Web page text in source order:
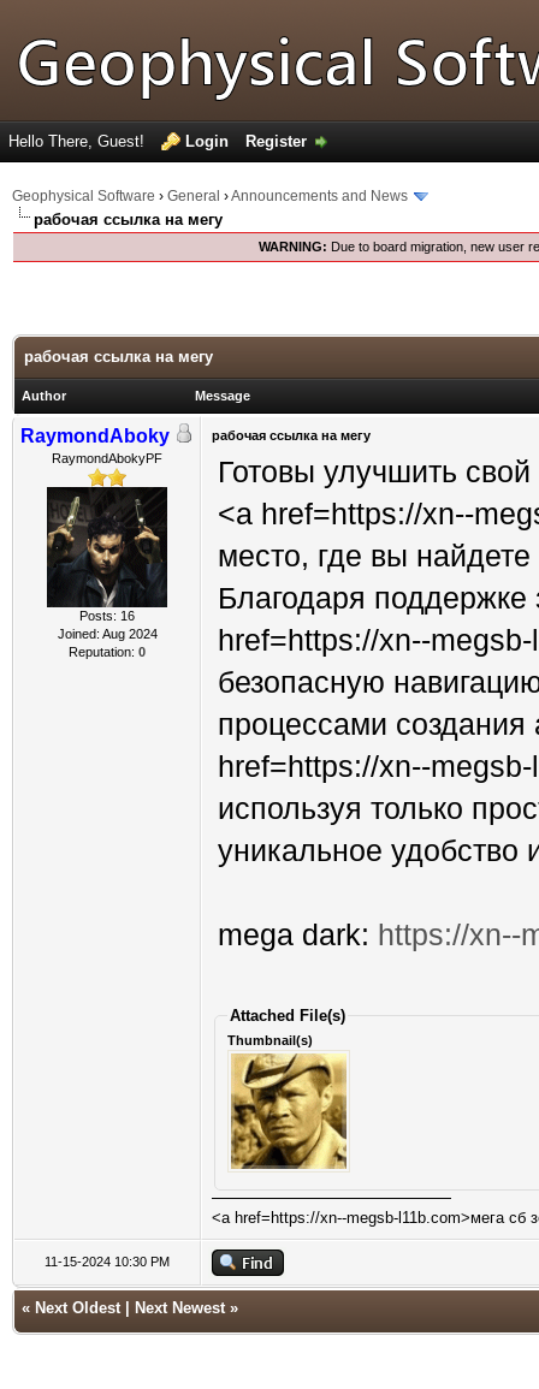
Hello There, Guest! Login Register
Geophysical Software › General ›Announcements and News
рабочая ссылка на мегу
WARNING: Due to board migration, new user
рабочая ссылка на мегу
Author Message
RaymondAboky
RaymondAbokyPF
Posts: 16
Joined: Aug 2024
Reputation: 0
рабочая ссылка на мегу
Готовы улучшить
<a href=https://xn--
место, где вы
Благодаря
href=https://xn--
безопасную
процессами создания
href=https://xn--
используя только
уникальное удобство
mega dark: https://xn--
Attached File(s)
Thumbnail(s)
<a href=https://xn--megsb-l11b.com>мега сб
11-15-2024 10:30 PM
« Next Oldest Next Newest »